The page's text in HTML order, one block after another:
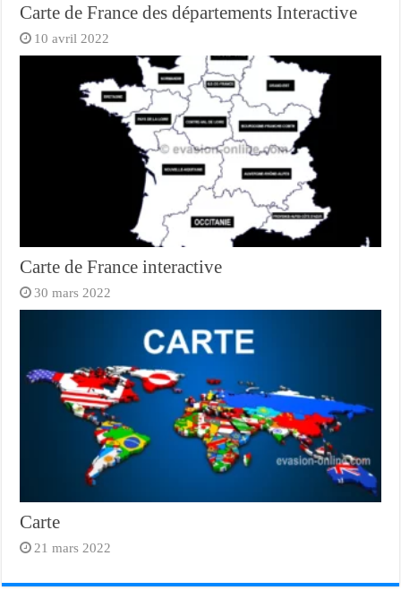
Carte de France des départements Interactive
10 avril 2022
Carte de France interactive
30 mars 2022
Carte
21 mars 2022